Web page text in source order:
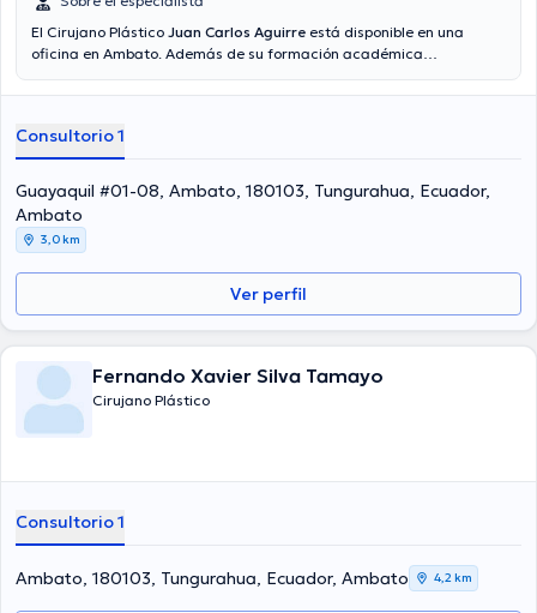
El Cirujano Plástico Juan Carlos Aguirre está disponible en una
oficina en Ambato. Además de su formación académica
de especialidad. El profesional de la salud lleva más de años de
desempeñado como miembro de diversas asociaciones médicas.
Juan Carlos Aguirre ha colaborado en cuantiosas conferencias con
la intención de tener una formación continua en su disciplina de
especialización y ha publicado numerosos artículos.
Consultorio 1
Guayaquil #01-08, Ambato, 180103, Tungurahua, Ecuador,
Ambato
3,0 km
Ver perfil
Fernando Xavier Silva Tamayo
Cirujano Plástico
Consultorio 1
Ambato, 180103, Tungurahua, Ecuador, Ambato 4,2 km